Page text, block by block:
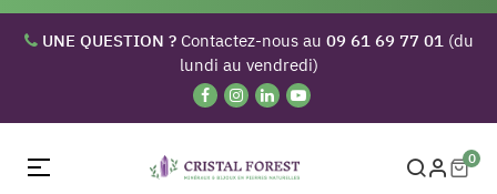
UNE QUESTION ?Contactez-nous au 09 61 69 77 01(du
lundi au vendredi)
Basculer
☰ 0